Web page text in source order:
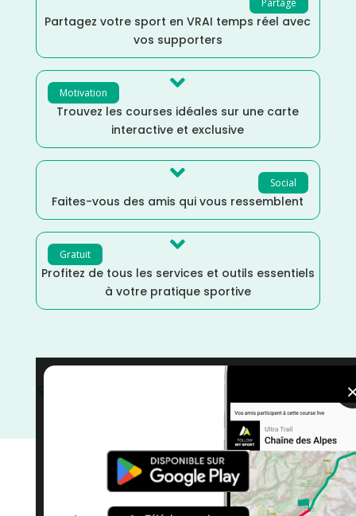
Partagez votre sport en VRAI temps réel avec
vos supporters
Motivation 
Trouvez les courses idéales sur une carte
interactive et exclusive
Social

Faites-vous des amis qui vous ressemblent
Gratuit 
Profitez de tous les services et outils essentiels
à votre pratique sportive
Sports Multiples
courses/Centre